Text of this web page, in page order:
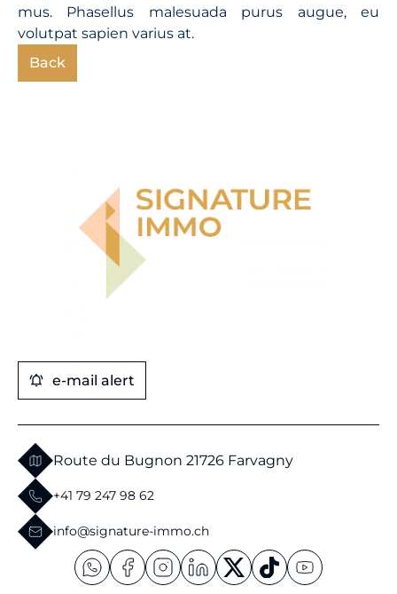
mus. Phasellus malesuada purus augue, eu
volutpat sapien varius at.
Back
e-mail alert
Route du Bugnon 21726 Farvagny
+41 79 247 98 62
info@signature-immo.ch